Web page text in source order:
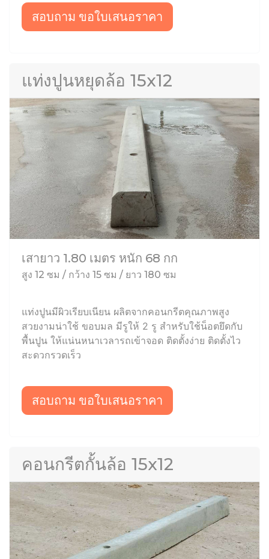
สอบถาม ขอใบเสนอราคา
แท่งปูนหยุดล้อ 15x12
เสายาว 1.80 เมตร หนัก 68 กก
สูง 12 ซม / กว้าง 15 ซม / ยาว 180 ซม
แท่งปูนมีผิวเรียบเนียน ผลิตจากคอนกรีตคุณภาพสูง
สวยงามน่าใช้ ขอบมล มีรูให้ 2 รู สำหรับใช้น็อตยึดกับ
พื้นปูน ให้แน่นหนาเวลารถเข้าจอด ติดตั้งง่าย ติดตั้งไว
สะดวกรวดเร็ว
สอบถาม ขอใบเสนอราคา
คอนกรีตกั้นล้อ 15x12